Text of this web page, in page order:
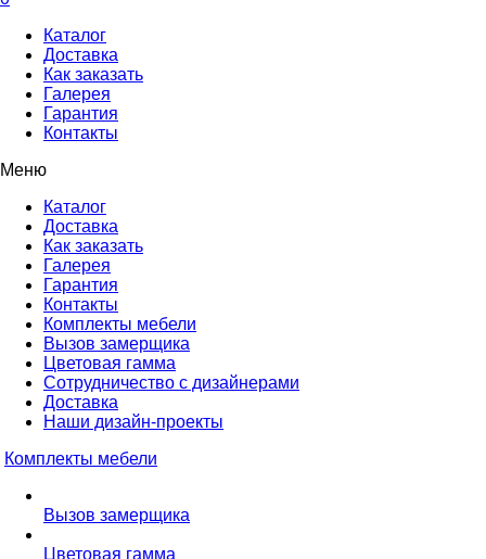
Каталог
Доставка
Как заказать
Галерея
Гарантия
Контакты
Меню
Каталог
Доставка
Как заказать
Галерея
Гарантия
Контакты
Комплекты мебели
Вызов замерщика
Цветовая гамма
Сотрудничество с дизайнерами
Доставка
Наши дизайн-проекты
Комплекты мебели
Вызов замерщика
Цветовая гамма